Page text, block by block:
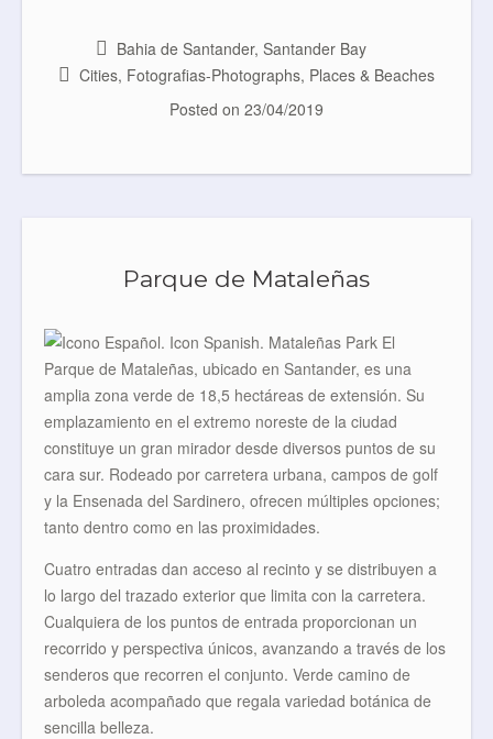
o
o
e
r
e
e
l
Bahia de Santander,Santander Bay
Cities, Fotografias-Photographs, Places & Beaches
Posted on 23/04/2019
Parque de Mataleñas
El
Parque de Mataleñas, ubicado en Santander, es una
amplia zona verde de 18,5 hectáreas de extensión. Su
emplazamiento en el extremo noreste de la ciudad
constituye un gran mirador desde diversos puntos de su
cara sur. Rodeado por carretera urbana, campos de golf
y la Ensenada del Sardinero, ofrecen múltiples opciones;
tanto dentro como en las proximidades.
Cuatro entradas dan acceso al recinto y se distribuyen a
lo largo del trazado exterior que limita con la carretera.
Cualquiera de los puntos de entrada proporcionan un
recorrido y perspectiva únicos, avanzando a través de los
senderos que recorren el conjunto. Verde camino de
arboleda acompañado que regala variedad botánica de
sencilla belleza.